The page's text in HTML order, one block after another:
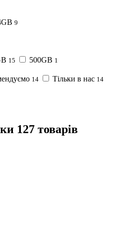
9
15 500GB 1
14 Тільки в нас 14
127 товарів